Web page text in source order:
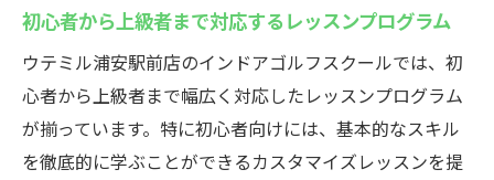
個別レッスンで集中力を高める方法
ゴルフライフを充実させるための工夫
若い世代におすすめ！ウテミルのインドアゴル
フスクールで楽しく上達
若者に人気の理由とは
初心者から上級者まで対応するレッスンプログラム
ウテミル浦安駅前店のインドアゴルフスクールでは、初
心者から上級者まで幅広く対応したレッスンプログラム
が揃っています。特に初心者向けには、基本的なスキル
を徹底的に学ぶことができるカスタマイズレッスンを提